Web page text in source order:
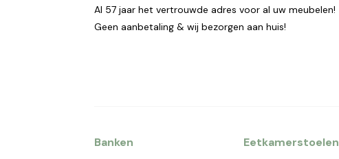
Al 57 jaar het vertrouwde adres voor al uw meubelen!
Geen aanbetaling & wij bezorgen aan huis!
Banken Eetkamerstoelen